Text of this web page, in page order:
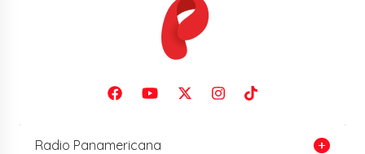
Radio Panamericana